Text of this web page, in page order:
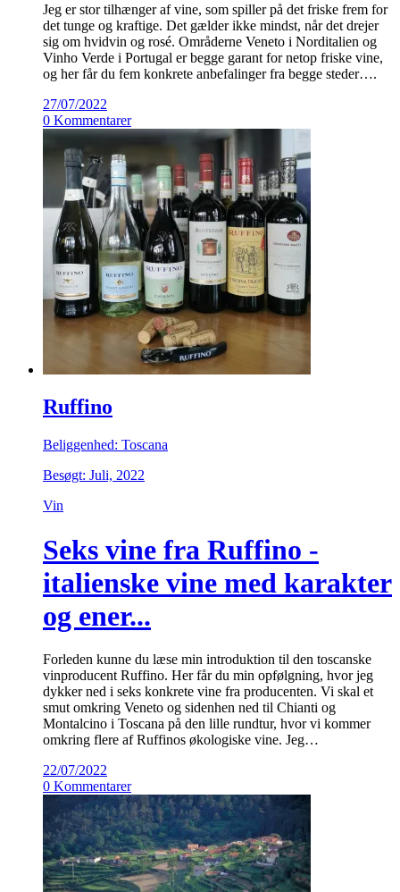
Jeg er stor tilhænger af vine, som spiller på det friske frem for
det tunge og kraftige. Det gælder ikke mindst, når det drejer
sig om hvidvin og rosé. Områderne Veneto i Norditalien og
Vinho Verde i Portugal er begge garant for netop friske vine,
og her får du fem konkrete anbefalinger fra begge steder….
27/07/2022
0 Kommentarer
Ruffino
Beliggenhed: Toscana
Besøgt: Juli, 2022
Vin
Seks vine fra Ruffino -
italienske vine med karakter
og ener...
Forleden kunne du læse min introduktion til den toscanske
vinproducent Ruffino. Her får du min opfølgning, hvor jeg
dykker ned i seks konkrete vine fra producenten. Vi skal et
smut omkring Veneto og sidenhen ned til Chianti og
Montalcino i Toscana på den lille rundtur, hvor vi kommer
omkring flere af Ruffinos økologiske vine. Jeg…
22/07/2022
0 Kommentarer